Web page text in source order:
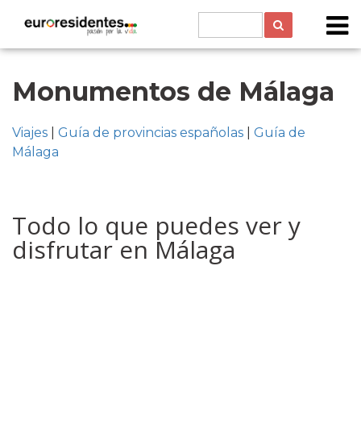
Monumentos de Málaga
Viajes Guía de provincias españolas
Guía de
Málaga
Todo lo que puedes ver y
disfrutar en Málaga